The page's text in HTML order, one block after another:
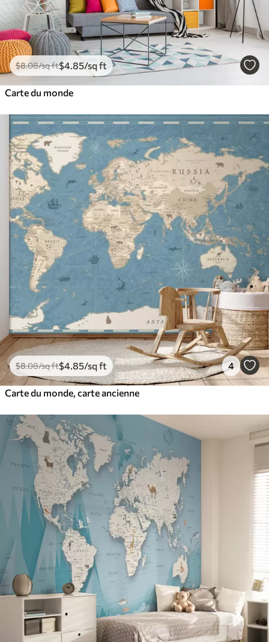
$8.08/sq ft$4.85/sq ft
Carte du monde
$8.08/sq ft$4.85/sq ft 4
Carte du monde, carte ancienne